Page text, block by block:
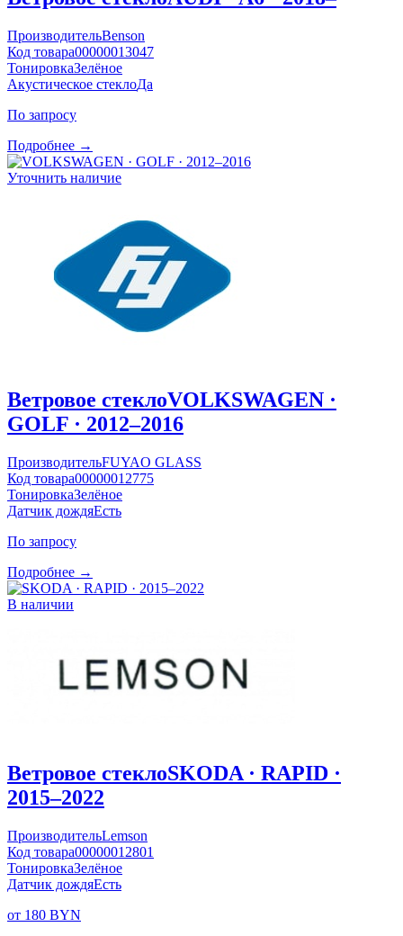
ПроизводительBenson
Код товара00000013047
ТонировкаЗелёное
Акустическое стеклоДа
По запросу
Подробнее →
Уточнить наличие
Ветровое стеклоVOLKSWAGEN ·
GOLF · 2012–2016
ПроизводительFUYAO GLASS
Код товара00000012775
ТонировкаЗелёное
Датчик дождяЕсть
По запросу
Подробнее →
В наличии
Ветровое стеклоSKODA · RAPID ·
2015–2022
ПроизводительLemson
Код товара00000012801
ТонировкаЗелёное
Датчик дождяЕсть
от 180 BYN